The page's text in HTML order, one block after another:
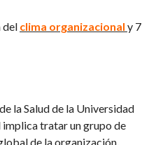
del clima organizacional y 7
la Salud de la Universidad
implica tratar un grupo de
de la organización.